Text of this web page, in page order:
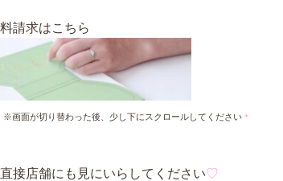
請求はこちら
が切り替わった後、少し下にスクロールしてください ＊
接店舗にも見にいらしてください♡